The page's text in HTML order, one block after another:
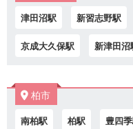
津田沼駅 新習志野駅
京成大久保駅 新津田沼
柏市
南柏駅 柏駅 豊四